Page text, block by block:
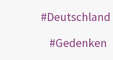
Deutschland
Gedenken